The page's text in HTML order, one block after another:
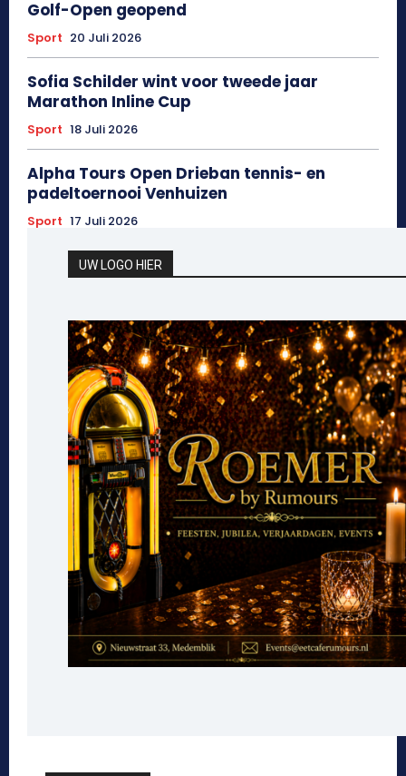
Golf-Open geopend
Sport 20 Juli 2026
Sofia Schilder wint voor tweede jaar
Marathon Inline Cup
Sport 18 Juli 2026
Alpha Tours Open Drieban tennis- en
padeltoernooi Venhuizen
Sport 17 Juli 2026
UW LOGO HIER